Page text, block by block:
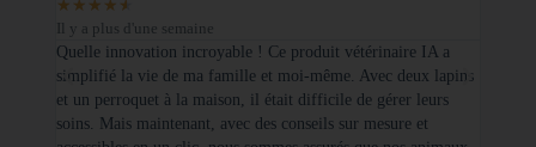
★ ★ ★ ★ ★
Il y a plus d'une semaine
Quelle innovation incroyable ! Ce produit vétérinaire IA a
simplifié la vie de ma famille et moi-même. Avec deux lapins
et un perroquet à la maison, il était difficile de gérer leurs
soins. Mais maintenant, avec des conseils sur mesure et